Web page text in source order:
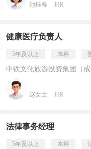
池桂春 HR
健康医疗负责人
5年及以上 本科
中铁文化旅游投资集团（
赵女士 HR
法律事务经理
5年及以上 本科